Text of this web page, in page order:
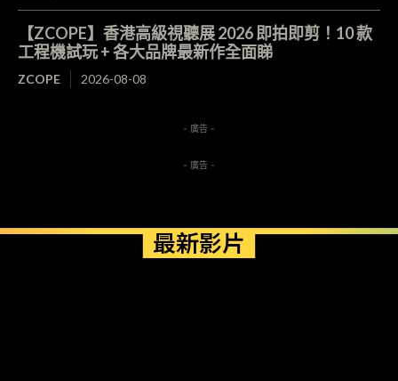
【ZCOPE】香港高級視聽展 2026 即拍即剪！10 款
工程機試玩 + 各大品牌最新作全面睇
ZCOPE 2026-08-08
- 廣告 -
- 廣告 -
最新影片